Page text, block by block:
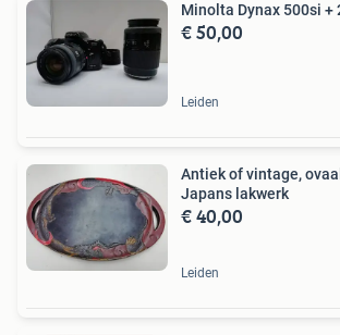
Minolta Dynax 500si +
€ 50,00
Leiden
Antiek of vintage,
Japans lakwerk
€ 40,00
Leiden